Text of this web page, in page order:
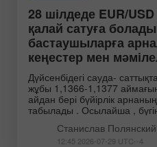
28 шілдеде EUR/
қалай сатуға
бастаушыларға
кеңестер мен
Дүйсенбідегі сауда-
жұбы 1,1366-1,1377
айдан бері бүйірлік
табылады . Осылайша ,
Станислав Полянский
12:45 2026-07-29 UTC--4